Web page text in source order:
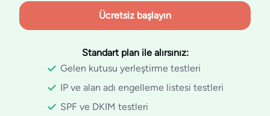
Ücretsiz başlayın
Standart plan ile alırsınız:
Gelen kutusu yerleştirme testleri
IP ve alan adı engelleme listesi testleri
SPF ve DKIM testleri